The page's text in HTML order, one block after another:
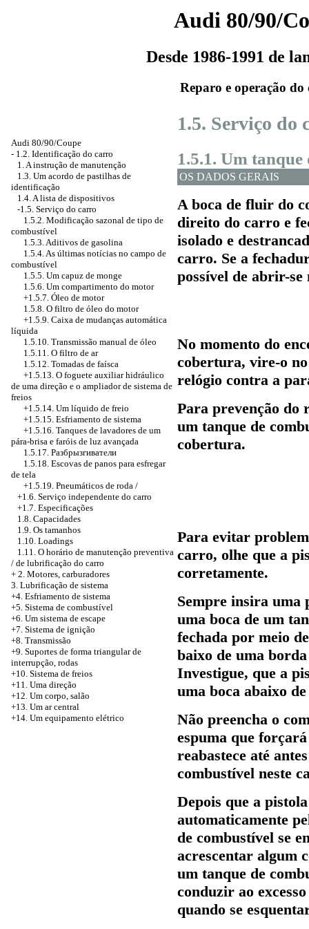
Audi 80/90/
Desde 1986-1991 de
Reparo e operação do
Audi 80/90/Coupe
- 1.2. Identificação do carro
1. A instrução de manutenção
1.3. Um acordo de pastilhas de
identificação
1.4. A lista de dispositivos
-1.5. Serviço do carro
1.5.2. Modificação sazonal de tipo de
combustível
1.5.3. Aditivos de gasolina
1.5.4. As últimas notícias no campo de
combustível
1.5.5. Um capuz de monge
1.5.6. Um compartimento do motor
+1.5.7. Óleo de motor
1.5.8. O filtro de óleo do motor
+1.5.9. Caixa de mudanças automática
líquida
1.5.10. Transmissão manual de óleo
1.5.11. O filtro de ar
1.5.12. Tomadas de faísca
+1.5.13. O foguete auxiliar hidráulico
de uma direção e o ampliador de sistema de
freios
+1.5.14. Um líquido de freio
+1.5.15. Esfriamento de sistema
+1.5.16. Tanques de lavadores de um
pára-brisa e faróis de luz avançada
1.5.17. Разбрызгиватели
1.5.18. Escovas de panos para esfregar
de tela
+1.5.19. Pneumáticos de roda /
+1.6. Serviço independente do carro
+1.7. Especificações
1.8. Capacidades
1.9. Os tamanhos
1.10. Loadings
1.11. O horário de manutenção preventiva
/ de lubrificação do carro
+ 2. Motores, carburadores
3. Lubrificação de sistema
+4. Esfriamento de sistema
+5. Sistema de combustível
+6. Um sistema de escape
+7. Sistema de ignição
+8. Transmissão
+9. Suportes de forma triangular de
interrupção, rodas
+10. Sistema de freios
+11. Uma direção
+12. Um corpo, salão
+13. Um ar central
+14. Um equipamento elétrico
1.5. Serviço do
1.5.1. Um
OS DADOS GERAIS
A boca de fluir do
direito do carro e
isolado e
carro. Se a
possível de abrir-se
No momento do
cobertura, vire-o
relógio contra a
Para prevenção do
um tanque de
cobertura.
Para evitar
carro, olhe que a
corretamente.
Sempre insira uma
uma boca de um
fechada por meio
baixo de uma
Investigue, que a
uma boca abaixo
Não preencha o
espuma que
reabastece até
combustível neste
Depois que a
automaticamente
de combustível se
acrescentar algum
um tanque de
conduzir ao
quando se